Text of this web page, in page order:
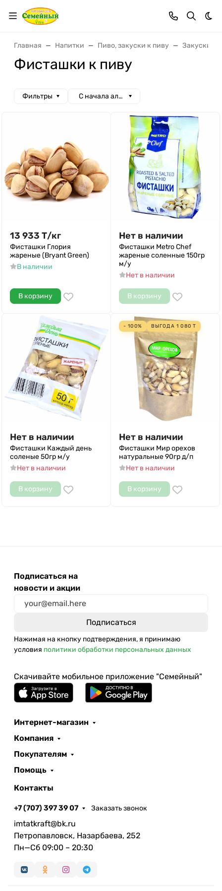
Главная Напитки Пиво, закуски к пиву Закуски к
Фисташки к пиву
Фильтры С начала алфавита
13 933 Т/кг
Фисташки Глория
жареные (Bryant Green)
В наличии
В корзину
Нет в наличии
Фисташки Metro Chef
жареные соленные 150гр
м/у
Нет в наличии
В корзину
Нет в наличии
Фисташки Каждый день
соленые 50гр м/у
Нет в наличии
В корзину
- 100% ВЫГОДА 1 080 Т
Нет в наличии
Фисташки Мир орехов
натуральные 90гр д/п
Нет в наличии
В корзину
Подписаться на
новости и акции
Нажимая на кнопку подтверждения, я принимаю
условия политики обработки персональных данных
Скачивайте мобильное приложение "Семейный"
Интернет-магазин
Компания
Покупателям
Помощь
Контакты
+7 (707) 397 39 07 Заказать звонок
imtatkraft@bk.ru
Петропавловск, Назарбаева, 252
Пн—Сб 09:00 – 20:30